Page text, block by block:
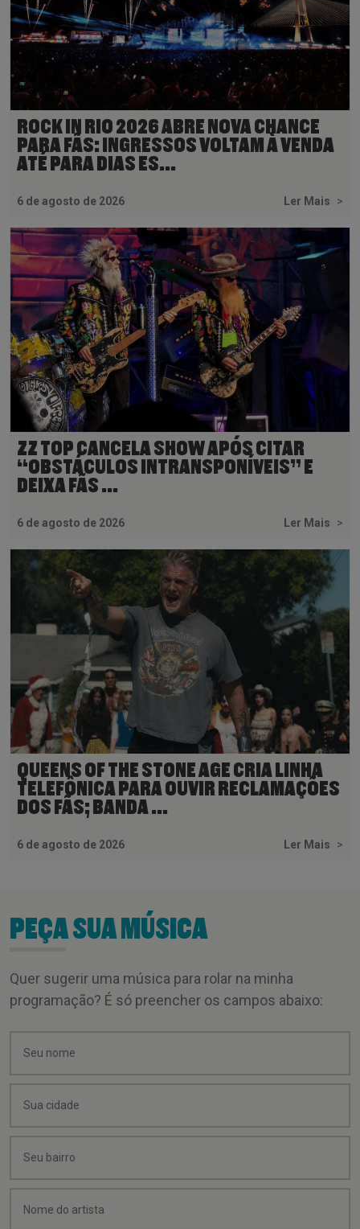
ROCK IN RIO 2026 ABRE NOVA CHANCE
PARA FÃS: INGRESSOS VOLTAM À VENDA
ATÉ PARA DIAS ES...
6 de agosto de 2026 Ler Mais >
ZZ TOP CANCELA SHOW APÓS CITAR
“OBSTÁCULOS INTRANSPONÍVEIS” E
DEIXA FÃS ...
6 de agosto de 2026 Ler Mais >
QUEENS OF THE STONE AGE CRIA LINHA
TELEFÔNICA PARA OUVIR RECLAMAÇÕES
DOS FÃS; BANDA ...
6 de agosto de 2026 Ler Mais >
PEÇA SUA MÚSICA
Quer sugerir uma música para rolar na minha
programação? É só preencher os campos abaixo: